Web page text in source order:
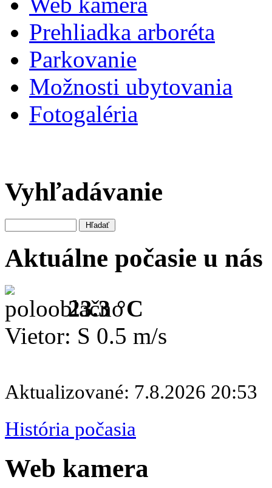
Prehliadka arboréta
Parkovanie
Možnosti ubytovania
Fotogaléria
Vyhľadávanie
Aktuálne počasie u nás
23.3 °C
Vietor: S 0.5 m/s
Aktualizované: 7.8.2026 20:53
História počasia
Web kamera